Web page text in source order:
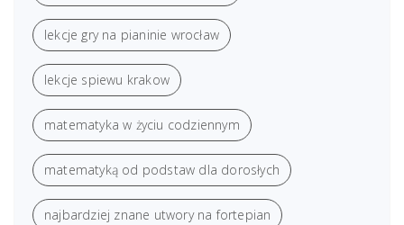
lekcje gry na pianinie wrocław
lekcje spiewu krakow
matematyka w życiu codziennym
matematyką od podstaw dla dorosłych
najbardziej znane utwory na fortepian